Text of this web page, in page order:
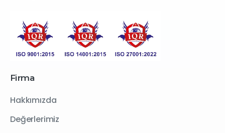
Firma
Hakkımızda
Değerlerimiz